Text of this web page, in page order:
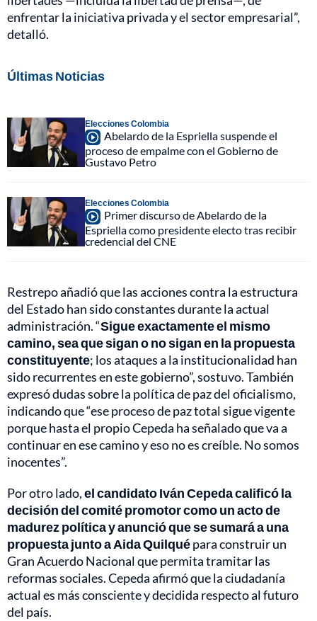
enfrentar la iniciativa privada y el sector empresarial”,
detalló.
Últimas Noticias
Elecciones Colombia
Abelardo de la Espriella suspende el
proceso de empalme con el Gobierno de
Gustavo Petro
Elecciones Colombia
Primer discurso de Abelardo de la
Espriella como presidente electo tras recibir
credencial del CNE
Restrepo añadió que las acciones contra la estructura
del Estado han sido constantes durante la actual
administración. “Sigue exactamente el mismo
camino, sea que sigan o no sigan en la propuesta
constituyente; los ataques a la institucionalidad han
sido recurrentes en este gobierno”, sostuvo. También
expresó dudas sobre la política de paz del oficialismo,
indicando que “ese proceso de paz total sigue vigente
porque hasta el propio Cepeda ha señalado que va a
continuar en ese camino y eso no es creíble. No somos
inocentes”.
Por otro lado,el candidato Iván Cepeda calificó la
decisión del comité promotor como un acto de
madurez política y anunció que se sumará a una
propuesta junto a Aida Quilquépara construir un
Gran Acuerdo Nacional que permita tramitar las
reformas sociales. Cepeda afirmó que la ciudadanía
actual es más consciente y decidida respecto al futuro
del país.